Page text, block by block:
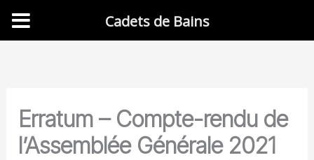
Erratum – Compte-rendu de
l’Assemblée Générale 2021
Cadets de Bains